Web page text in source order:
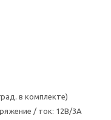
в комплекте)
/ ток: 12В/3А